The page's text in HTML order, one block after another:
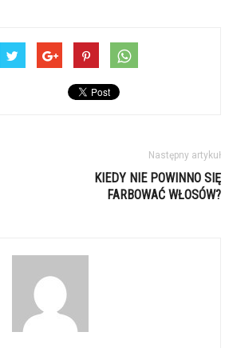
Następny artykuł
KIEDY NIE POWINNO SIĘ
FARBOWAĆ WŁOSÓW?